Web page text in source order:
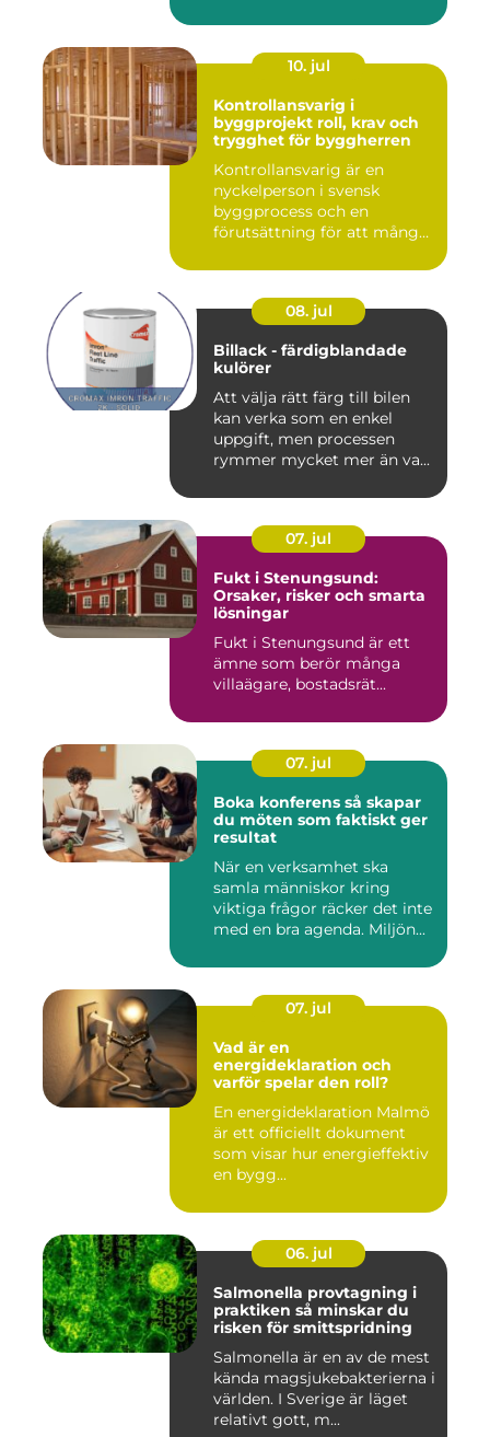
10. jul
Kontrollansvarig i
byggprojekt roll, krav och
trygghet för byggherren
Kontrollansvarig är en
nyckelperson i svensk
byggprocess och en
förutsättning för att många
08. jul
Billack - färdigblandade
kulörer
Att välja rätt färg till bilen
kan verka som en enkel
uppgift, men processen
rymmer mycket mer än va...
07. jul
Fukt i Stenungsund:
Orsaker, risker och smarta
lösningar
Fukt i Stenungsund är ett
ämne som berör många
villaägare, bostadsrät...
07. jul
Boka konferens så skapar
du möten som faktiskt ger
resultat
När en verksamhet ska
samla människor kring
viktiga frågor räcker det inte
med en bra agenda. Miljön...
07. jul
Vad är en
energideklaration och
varför spelar den roll?
En energideklaration Malmö
är ett officiellt dokument
som visar hur energieffektiv
en bygg...
06. jul
Salmonella provtagning i
praktiken så minskar du
risken för smittspridning
Salmonella är en av de mest
kända magsjukebakterierna i
världen. I Sverige är läget
relativt gott, m...